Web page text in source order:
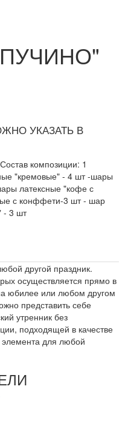
УКАЗАТЬ В
композиции: 1
"кремовые" - 4 шт -шары
латексные "кофе с
с конффети-3 шт - шар
- 3 шт
другой праздник.
осуществляется прямо в
юбилее или любом другом
представить себе
утренник без
подходящей в качестве
элемента для любой